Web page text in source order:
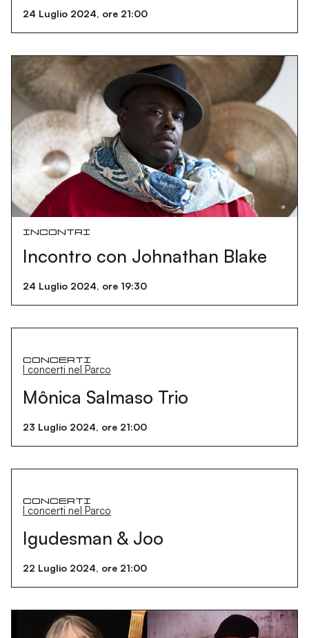
24 Luglio 2024, ore 21:00
Incontri
Incontro con Johnathan Blake
24 Luglio 2024, ore 19:30
Concerti
I concerti nel Parco
Mônica Salmaso Trio
23 Luglio 2024, ore 21:00
Concerti
I concerti nel Parco
Igudesman & Joo
22 Luglio 2024, ore 21:00